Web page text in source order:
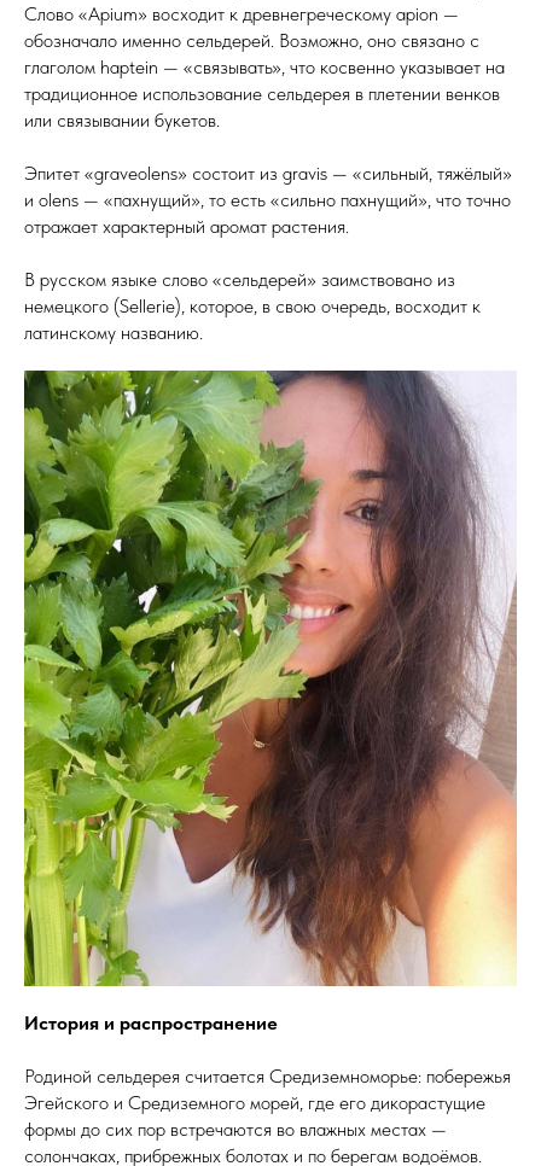
Слово «Apium» восходит к древнегреческому apion —
обозначало именно сельдерей. Возможно, оно связано с
глаголом haptein — «связывать», что косвенно указывает на
традиционное использование сельдерея в плетении венков
или связывании букетов.
Эпитет «graveolens» состоит из gravis — «сильный, тяжёлый»
и olens — «пахнущий», то есть «сильно пахнущий», что точно
отражает характерный аромат растения.
В русском языке слово «сельдерей» заимствовано из
немецкого (Sellerie), которое, в свою очередь, восходит к
латинскому названию.
История и распространение
Родиной сельдерея считается Средиземноморье: побережья
Эгейского и Средиземного морей, где его дикорастущие
формы до сих пор встречаются во влажных местах —
солончаках, прибрежных болотах и по берегам водоёмов.